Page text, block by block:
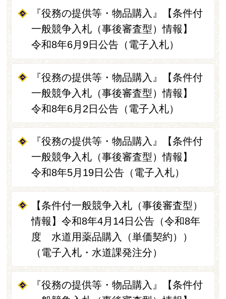
『役務の提供等・物品購入』【条件付
一般競争入札（事後審査型）情報】
令和8年6月9日公告（電子入札）
『役務の提供等・物品購入』【条件付
一般競争入札（事後審査型）情報】
令和8年6月2日公告（電子入札）
『役務の提供等・物品購入』【条件付
一般競争入札（事後審査型）情報】
令和8年5月19日公告（電子入札）
【条件付一般競争入札（事後審査型）
情報】令和8年4月14日公告（令和8年
度 水道用薬品購入（単価契約））
（電子入札・水道課発注分）
『役務の提供等・物品購入』【条件付